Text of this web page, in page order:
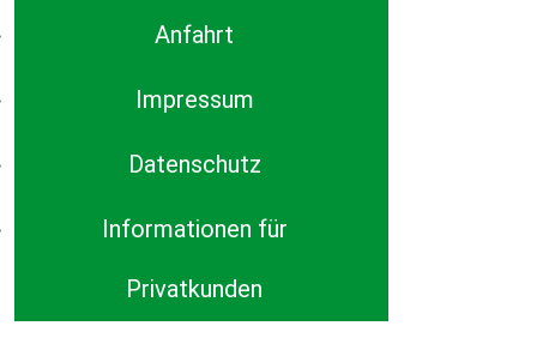
Anfahrt
Impressum
Datenschutz
Informationen für
Privatkunden